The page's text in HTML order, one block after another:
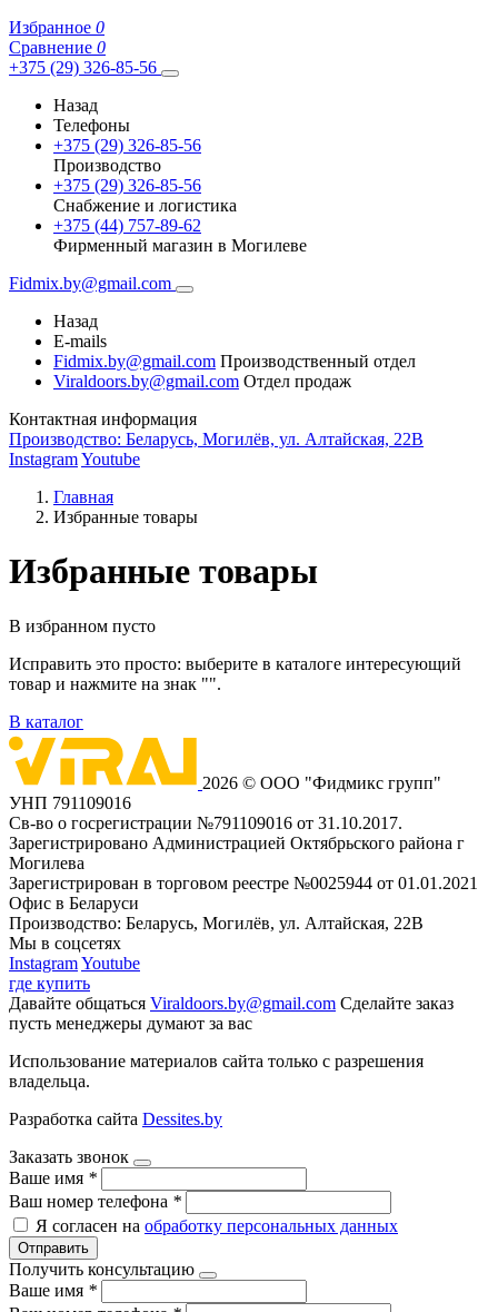
Избранное 0
Сравнение 0
+375 (29) 326-85-56
Назад
Телефоны
+375 (29) 326-85-56
Производство
+375 (29) 326-85-56
Снабжение и логистика
+375 (44) 757-89-62
Фирменный магазин в Могилеве
Fidmix.by@gmail.com
Назад
E-mails
Fidmix.by@gmail.com Производственный отдел
Viraldoors.by@gmail.com Отдел продаж
Контактная информация
Производство: Беларусь, Могилёв, ул. Алтайская, 22В
InstagramYoutube
Главная
Избранные товары
Избранные товары
В избранном пусто
Исправить это просто: выберите в каталоге интересующий
товар и нажмите на знак "".
В каталог
2026 © ООО "Фидмикс групп"
УНП 791109016
Св-во о госрегистрации №791109016 от 31.10.2017.
Зарегистрировано Администрацией Октябрьского района г
Могилева
Зарегистрирован в торговом реестре №0025944 от 01.01.2021
Офис в Беларуси
Производство: Беларусь, Могилёв, ул. Алтайская, 22В
Мы в соцсетях
InstagramYoutube
где купить
Давайте общаться Viraldoors.by@gmail.com Сделайте заказ
пусть менеджеры думают за вас
Использование материалов сайта только с разрешения
владельца.
Разработка сайта Dessites.by
Заказать звонок
Ваше имя *
Ваш номер телефона *
Я согласен на обработку персональных данных
Отправить
Получить консультацию
Ваше имя *